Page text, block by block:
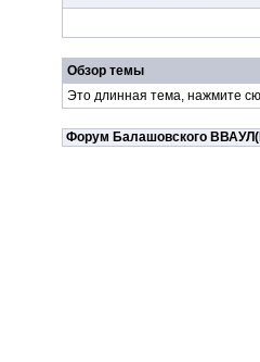
Обзор темы
Это длинная тема, нажмите
Форум Балашовского